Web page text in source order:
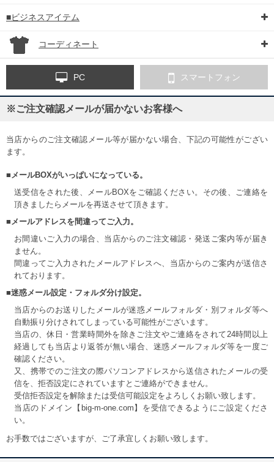
■ビジネスアイテム
コーディネート
PC スマートフォン
※ご注文確認メールが届かないお客様へ
当店からのご注文確認メール等が届かない場合、下記の可能性がござい
ます。
■メールBOXがいっぱいになっている。
送受信をされた後、メールBOXをご確認ください。その後、ご連絡を
頂きましたらメールを再送させて頂きます。
■メールアドレスを間違ってご入力。
お間違いご入力の場合、当店からのご注文確認・発送ご案内等が届き
ません。
間違ってご入力されたメールアドレスへ、当店からのご案内が送信さ
れております。
■迷惑メール設定・フォルダ分け設定。
当店からのお送りしたメールが迷惑メールフォルダ・別フォルダ等へ
自動振り分けされてしまっている可能性がございます。
当店の、休日・営業時間外を除きご注文やご連絡をされて24時間以上
経過しても当店より返答が無い場合、迷惑メールフォルダ等を一度ご
確認ください。
又、携帯でのご注文の際パソコンアドレスから送信されたメールの受
信を、拒否設定にされていますとご連絡ができません。
受信拒否設定を解除または受信可能設定をよろしくお願い致します。
当店のドメイン【big-m-one.com】を受信できるようにご設定くださ
い。
お手数ではございますが、ご了承宜しくお願い致します。